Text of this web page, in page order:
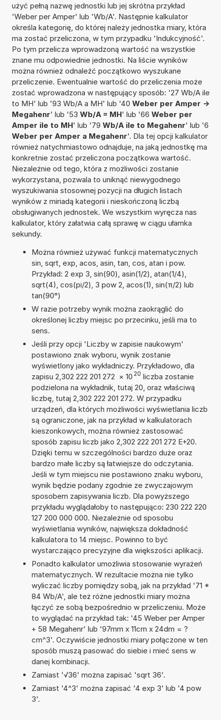
użyć pełną nazwę jednostki lub jej skrótna przykład
'Weber per Amper' lub 'Wb/A'. Następnie kalkulator
określa kategorię, do której należy jednostka miary, która
ma zostać przeliczona, w tym przypadku 'Indukcyjność'.
Po tym przelicza wprowadzoną wartość na wszystkie
znane mu odpowiednie jednostki. Na liście wyników
można również odnaleźć początkowo wyszukane
przeliczenie. Ewentualnie wartość do przeliczenia może
zostać wprowadzona w następujący sposób: '27 Wb/A ile
to MH' lub '93 Wb/A a MH' lub '40 Weber per Amper ->
Megahenr' lub '53 Wb/A = MH' lub '66 Weber per
Amper ile to MH' lub '79 Wb/A ile to Megahenr' lub '6
Weber per Amper a Megahenr'. Dla tej opcji kalkulator
również natychmiastowo odnajduje, na jaką jednostkę ma
konkretnie zostać przeliczona początkowa wartość.
Niezależnie od tego, która z możliwości zostanie
wykorzystana, pozwala to uniknąć niewygodnego
wyszukiwania stosownej pozycji na długich listach
wyników z miriadą kategorii i nieskończoną liczbą
obsługiwanych jednostek. We wszystkim wyręcza nas
kalkulator, który załatwia całą sprawę w ciągu ułamka
sekundy.
Można również używać funkcji matematycznych
sin, sqrt, exp, acos, asin, tan, cos, atan i pow.
Przykład: 2 exp 3, sin(90), asin(1/2), atan(1/4),
sqrt(4), cos(pi/2), 3 pow 2, acos(1), sin(π/2) lub
tan(90°)
W razie potrzeby wynik można zaokrąglić do
określonej liczby miejsc po przecinku, jeśli ma to
sens.
Jeśli przy opcji 'Liczby w zapisie naukowym'
postawiono znak wyboru, wynik zostanie
wyświetlony jako wykładniczy. Przykładowo, dla
zapisu 2,302 222 201 272 × 10 20 liczba zostanie
podzielona na wykładnik, tutaj 20, oraz właściwą
liczbę, tutaj 2,302 222 201 272. W przypadku
urządzeń, dla których możliwości wyświetlania liczb
są ograniczone, jak na przykład w kalkulatorach
kieszonkowych, można również zastosować
sposób zapisu liczb jako 2,302 222 201 272 E+20.
Dzięki temu w szczególności bardzo duże oraz
bardzo małe liczby są łatwiejsze do odczytania.
Jeśli w tym miejscu nie postawiono znaku wyboru,
wynik będzie podany zgodnie ze zwyczajowym
sposobem zapisywania liczb. Dla powyższego
przykładu wyglądałoby to następująco: 230 222 220
127 200 000 000. Niezależnie od sposobu
wyświetlania wyników, największa dokładność
kalkulatora to 14 miejsc. Powinno to być
wystarczająco precyzyjne dla większości aplikacji.
Ponadto kalkulator umożliwia stosowanie wyrażeń
matematycznych. W rezultacie można nie tylko
wyliczać liczby pomiędzy sobą, jak na przykład '71 *
84 Wb/A', ale też różne jednostki miary można
łączyć ze sobą bezpośrednio w przeliczeniu. Może
to wyglądać na przykład tak: '45 Weber per Amper
+ 58 Megahenr' lub '97mm x 11cm x 24dm = ?
cm^3'. Oczywiście jednostki miary połączone w ten
sposób muszą pasować do siebie i mieć sens w
danej kombinacji.
Zamiast '√36' można zapisać 'sqrt 36'.
Zamiast '4^3' można zapisać '4 exp 3' lub '4 pow
3'.